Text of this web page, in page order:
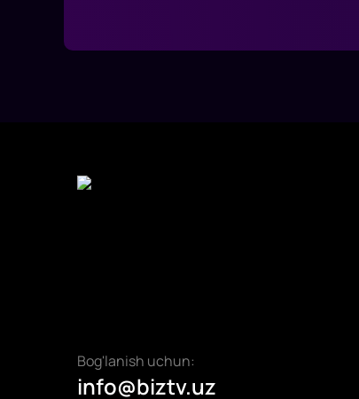
Bog'lanish uchun:
info@biztv.uz